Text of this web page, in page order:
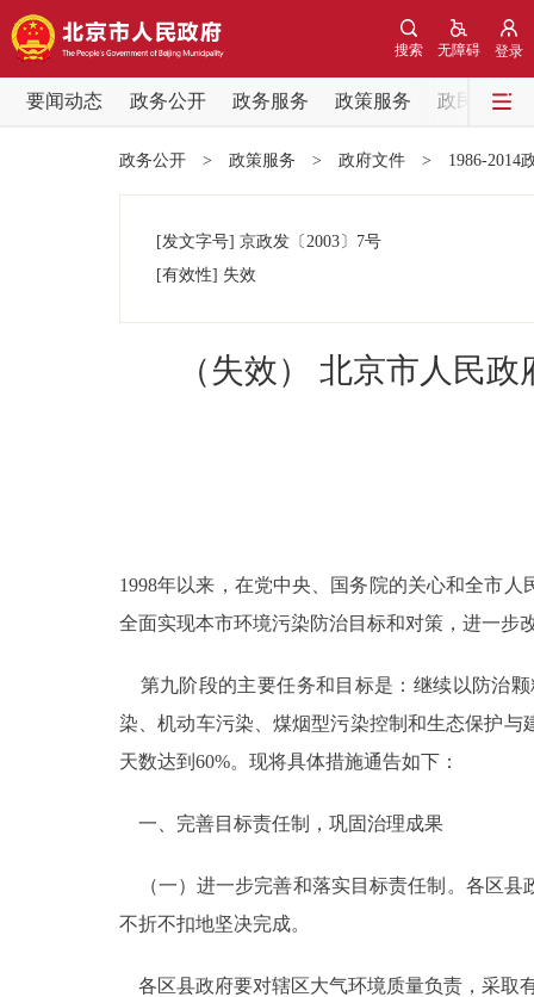
登录
无障碍
搜索
要闻动态 政务公开 政务服务 政策服务
政民互动
党中央精神
决策公开
个人服务
政民互动
12345网上接诉即办
政务公开 > 政策服务 > 政府文件 > 1986-2014
[发文字号] 京政发 〔2003〕 7号
[有效性] 失效
（失效） 北京市人民
1998年以来，在党中央、国务院的关心和全市
全面实现本市环境污染防治目标和对策，进一步
第九阶段的主要任务和目标是：继续以防治
染、机动车污染、煤烟型污染控制和生态保护
天数达到60%。现将具体措施通告如下：
一、完善目标责任制，巩固治理成果
（一）进一步完善和落实目标责任制。各区县
不折不扣地坚决完成。
各区县政府要对辖区大气环境质量负责，采取